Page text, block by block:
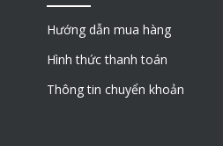
Hướng dẫn mua hàng
Hình thức thanh toán
Thông tin chuyển khoản